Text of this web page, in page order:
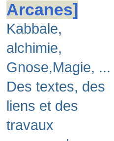
Arcanes]
Kabbale,
alchimie,
Gnose,Magie, ...
Des textes, des
liens et des
travaux